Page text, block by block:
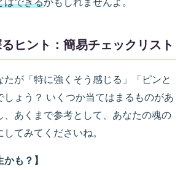
はできるかもしれませんよ。
ヒント：簡易チェックリスト
たが「特に強くそう感じる」「ピンと
しょう？ いくつか当てはまるものがあ
、あくまで参考として、あなたの魂の
てみてくださいね。
も？】